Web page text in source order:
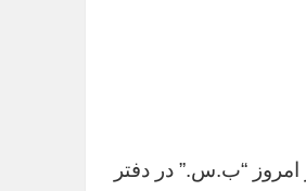
امروز “ب.س.” در دفتر